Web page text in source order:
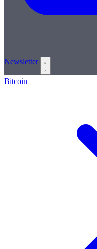
Newsletter
Bitcoin